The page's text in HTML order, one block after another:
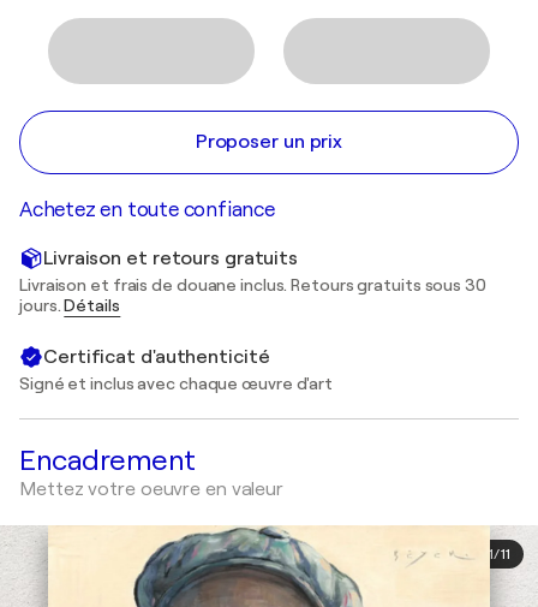
Proposer un prix
Achetez en toute confiance
Livraison et retours gratuits
Livraison et frais de douane inclus. Retours gratuits sous 30
jours.Détails
Certificat d'authenticité
Signé et inclus avec chaque œuvre d'art
Encadrement
Mettez votre oeuvre en valeur
1/11